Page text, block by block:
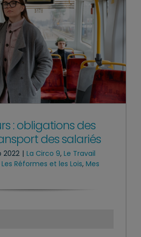
: obligations des
des salariés
2022 | La Circo 9, Le Travail
Les Réformes et les Lois, Mes